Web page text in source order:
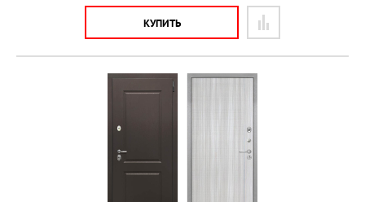
КУПИТЬ